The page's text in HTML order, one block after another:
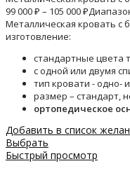
99 000₽ – 105 000₽
Металлическая кровать с
изготовление:
стандартные цвета
с одной или двумя
тип кровати - одно-
размер – стандарт,
ортопедическое
Добавить в список
Выбрать
Быстрый просмотр